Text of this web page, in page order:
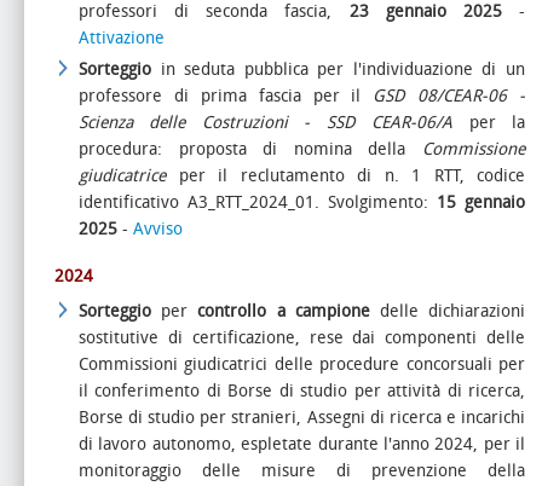
professori di seconda fascia, 23 gennaio 2025-
Attivazione
Sorteggio in seduta pubblica per l'individuazione di un
professore di prima fascia per il
GSD 08/CEAR-06 -
Scienza delle Costruzioni - SSD CEAR-06/A per la
procedura: proposta di nomina della Commissione
giudicatriceper il reclutamento di n. 1 RTT, codice
identificativo A3_RTT_2024_01. Svolgimento: 15 gennaio
2025 - Avviso
2024
Sorteggio percontrollo a campionedelle dichiarazioni
sostitutive di certificazione, rese dai componenti delle
Commissioni giudicatrici delle procedure concorsuali per
il conferimento di Borse di studio per attività di ricerca,
Borse di studio per stranieri, Assegni di ricerca e incarichi
di lavoro autonomo, espletate durante l'anno 2024, per il
monitoraggio delle misure di prevenzione della